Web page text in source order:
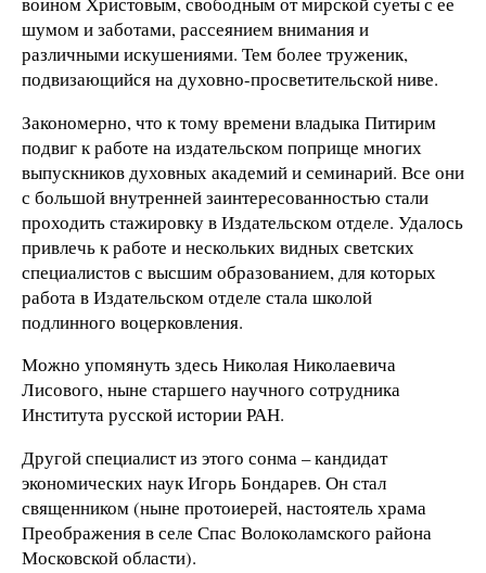
шумом и заботами, рассеянием внимания и
различными искушениями. Тем более труженик,
подвизающийся на духовно-просветительской ниве.
Закономерно, что к тому времени владыка Питирим
подвиг к работе на издательском поприще многих
выпускников духовных академий и семинарий. Все они
с большой внутренней заинтересованностью стали
проходить стажировку в Издательском отделе. Удалось
привлечь к работе и нескольких видных светских
специалистов с высшим образованием, для которых
работа в Издательском отделе стала школой
подлинного воцерковления.
Можно упомянуть здесь Николая Николаевича
Лисового, ныне старшего научного сотрудника
Института русской истории РАН.
Другой специалист из этого сонма – кандидат
экономических наук Игорь Бондарев. Он стал
священником (ныне протоиерей, настоятель храма
Преображения в селе Спас Волоколамского района
Московской области).